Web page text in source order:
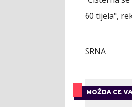
60 tijela",
SRNA
MOŽDA CE